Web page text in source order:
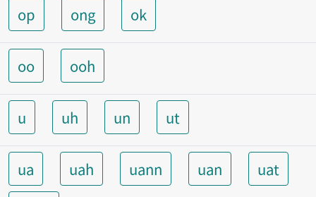
op
ong ok
oo ooh
u uh un ut
ua uah uann uan
uat